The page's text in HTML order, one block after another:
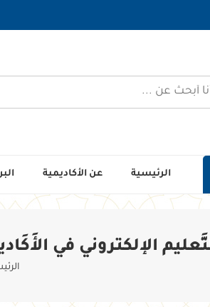
الرئيسية عن الأكاديمية
الإلكتروني في